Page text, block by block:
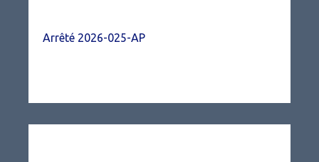
Arrêté 2026-025-AP